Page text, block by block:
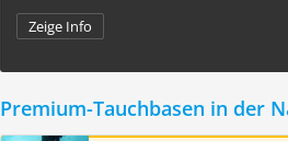
Zeige Info
Premium-Tauchbasen in der